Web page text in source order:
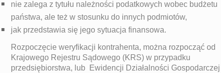
nie zalega z tytułu należności podatkowych wobec budżetu
państwa, ale też w stosunku do innych podmiotów,
jak przedstawia się jego sytuacja finansowa.
Rozpoczęcie weryfikacji kontrahenta, można rozpocząć od
Krajowego Rejestru Sądowego (KRS) w przypadku
przedsiębiorstwa, lub Ewidencji Działalności Gospodarczej